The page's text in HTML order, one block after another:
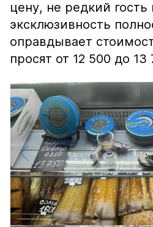
цену, не редкий гость
эксклюзивность
оправдывает
просят от 12 500 до 13